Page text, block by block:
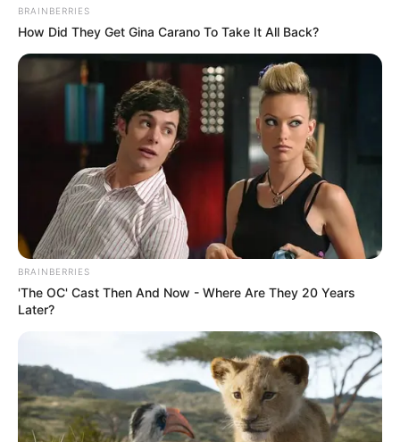
Ausflugsziele, Sehenswürdigkeiten,
Freizeitangebote und Museen in und im Umkreis
von Bad Elster:
Umkreissuche Tourismus Bad Elster
Museen in und um Bad Elster
Kinderausflugsziele für Bad Elster
Kindergeburtstag feiern
Schlösser und Burgen in und um Bad Elster
Bademöglichkeiten
Wandern
Ausflug mit der Bahn
BRAINBERRIES
How Did They Get Gina Carano To Take It All Back?
BRAINBERRIES
'The OC' Cast Then And Now - Where Are They 20 Years
Later?